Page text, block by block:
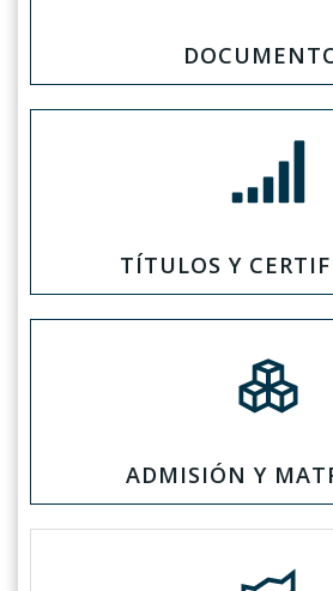
TÍTULOS Y
ADMISIÓN Y